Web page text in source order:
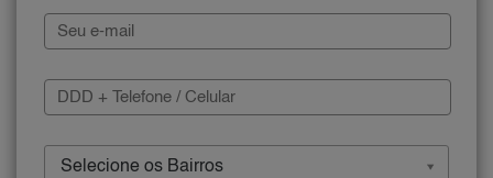
Selecione os Bairros